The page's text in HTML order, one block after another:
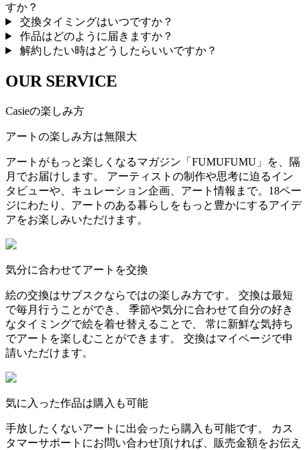
すか？
交換タイミングはいつですか？
作品はどのように届きますか？
解約したい時はどうしたらいいですか？
OUR SERVICE
Casieの楽しみ方
アートの楽しみ方は無限大
アートがもっと楽しくなるマガジン「FUMUFUMU」を、隔
月でお届けします。 アーティストの制作や思考に迫るイン
タビューや、キュレーション企画、アート情報まで。18ペー
ジにわたり、アートのある暮らしをもっと豊かにするアイデ
アをお楽しみいただけます。
気分に合わせてアートを交換
絵の交換はサブスクならではの楽しみ方です。 交換は最短
で毎月行うことができ、 季節や気分に合わせて自分の好き
なタイミングで絵を着せ替えることで、 常に新鮮な気持ち
でアートを楽しむことができます。 交換はマイページで申
請いただけます。
気に入った作品は購入も可能
手放したくないアートに出会ったら購入も可能です。 カス
タマーサポートにお問い合わせ頂ければ、販売金額をお伝え